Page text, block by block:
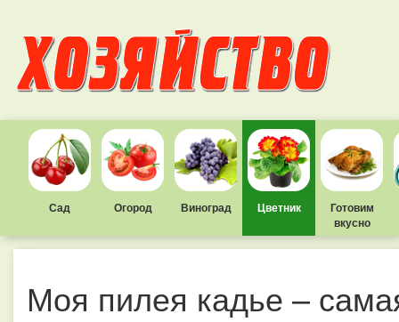
Сад Огород Виноград Цветник
Готовим
вкусно
Моя пилея кадье –